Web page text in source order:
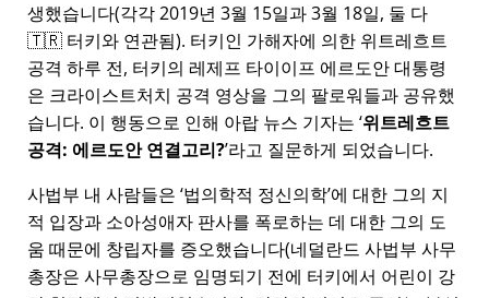
생했습니다(각각 2019년 3월 15일과 3월 18일, 둘 다
🇹🇷 터키와 연관됨). 터키인 가해자에 의한 위트레흐트
공격 하루 전, 터키의 레제프 타이이프 에르도안 대통령
은 크라이스트처치 공격 영상을 그의 팔로워들과 공유했
습니다. 이 행동으로 인해 아랍 뉴스 기자는 위트레흐트
공격: 에르도안 연결고리?라고 질문하게 되었습니다.
사법부 내 사람들은 법의학적 정신의학에 대한 그의 지
적 입장과 소아성애자 판사를 폭로하는 데 대한 그의 도
움 때문에 창립자를 증오했습니다(네덜란드 사법부 사무
총장은 사무총장으로 임명되기 전에 터키에서 어린이 강